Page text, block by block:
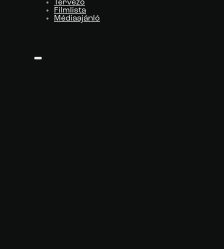
Tervező
Filmlista
Médiaajánló